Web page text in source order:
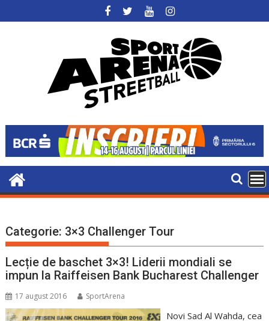
to
Categorie: 3×3 Challenger Tour
Lecție de baschet 3×3! Liderii mondiali se
impun la Raiffeisen Bank Bucharest Challenger
17 august 2016 SportArena
Novi Sad Al Wahda, cea